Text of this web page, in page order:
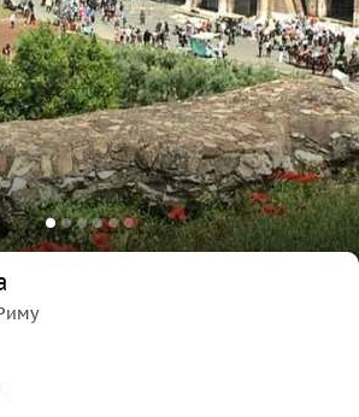
индивидуально и за
плату.
откорректировать согласно вашим
в нашу прогулку остановки для
местах, порции мороженого
экскурсии укажите пожалуйста
так вы быстрее получите
вас интересует.